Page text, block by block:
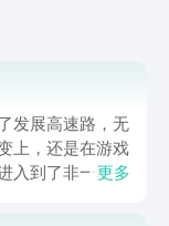
发展高速路，无
上，还是在游戏
入到了非一般的
更多